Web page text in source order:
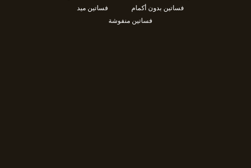
فساتين بدون أكمام
فساتين ميد
فساتين منفوشة